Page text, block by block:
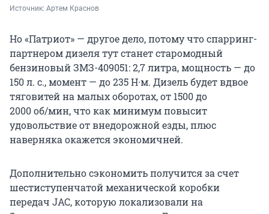
Источник: Артем Краснов
Но «Патриот» — другое дело, потому что спарринг-
партнером дизеля тут станет старомодный
бензиновыйЗМЗ-409051:2,7 литра, мощность — до
150 л. с., момент — до235 Н·м. Дизель будет вдвое
тяговитей на малых оборотах, от 1500 до
2000 об/мин, что как минимум повысит
удовольствие от внедорожной езды, плюс
наверняка окажется экономичней.
Дополнительно сэкономить получится за счет
шестиступенчатой механической коробки
передач JAC, которую локализовали на